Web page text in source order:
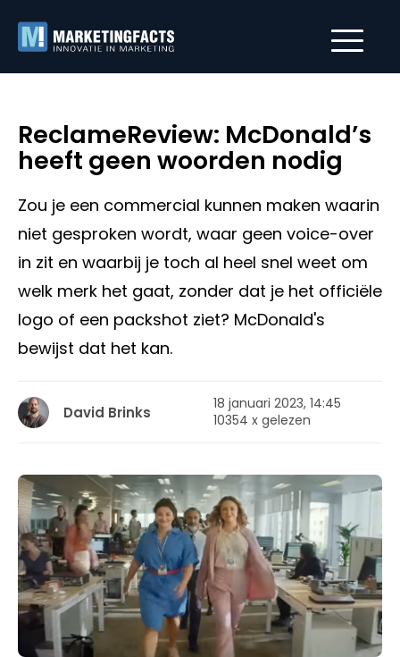
ReclameReview: McDonald’s
heeft geen woorden nodig
Zou je een commercial kunnen maken waarin
niet gesproken wordt, waar geen voice-over
in zit en waarbij je toch al heel snel weet om
welk merk het gaat, zonder dat je het officiële
logo of een packshot ziet? McDonald's
bewijst dat het kan.
David Brinks
18 januari 2023, 14:45
10354 x gelezen